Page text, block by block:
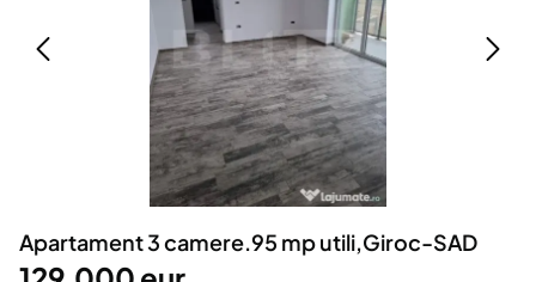
Servicii
Animale de companie
Afaceri și echipamente profesionale
Inchiriere Bunuri si Vehicule
Utilaje agricole si industriale
Piese auto si accesorii
Apartament 3 camere.95 mp utili,Giroc-SAD